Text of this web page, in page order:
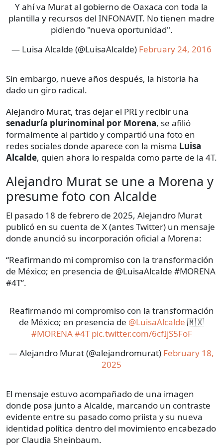
Y ahí va Murat al gobierno de Oaxaca con toda la
plantilla y recursos del INFONAVIT. No tienen madre
pidiendo "nueva oportunidad".
— Luisa Alcalde (@LuisaAlcalde) February 24, 2016
Sin embargo, nueve años después, la historia ha
dado un giro radical.
Alejandro Murat, tras dejar el PRI y recibir una
senaduría plurinominal por Morena, se afilió
formalmente al partido y compartió una foto en
redes sociales donde aparece con la misma Luisa
Alcalde, quien ahora lo respalda como parte de la 4T.
Alejandro Murat se une a Morena y
presume foto con Alcalde
El pasado 18 de febrero de 2025, Alejandro Murat
publicó en su cuenta de X (antes Twitter) un mensaje
donde anunció su incorporación oficial a Morena:
“Reafirmando mi compromiso con la transformación
de México; en presencia de @LuisaAlcalde #MORENA
#4T”.
Reafirmando mi compromiso con la transformación
de México; en presencia de @LuisaAlcalde 🇲🇽
#MORENA#4T pic.twitter.com/6cfIjS5FoF
— Alejandro Murat (@alejandromurat) February 18,
2025
El mensaje estuvo acompañado de una imagen
donde posa junto a Alcalde, marcando un contraste
evidente entre su pasado como priista y su nueva
identidad política dentro del movimiento encabezado
por Claudia Sheinbaum.